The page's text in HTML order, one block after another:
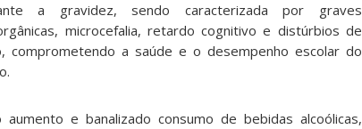
a gravidez, sendo caracterizada por graves
microcefalia, retardo cognitivo e distúrbios de
comprometendo a saúde e o desempenho escolar do
aumento e banalizado consumo de bebidas alcoólicas,